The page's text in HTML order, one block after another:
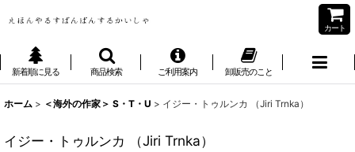
カート
新着順に見る 商品検索 ご利用案内 卸販売のこと
ホーム > ＜海外の作家＞ S・T・U > イジー・トゥルンカ （Jiri Trnka）
イジー・トゥルンカ （Jiri Trnka）